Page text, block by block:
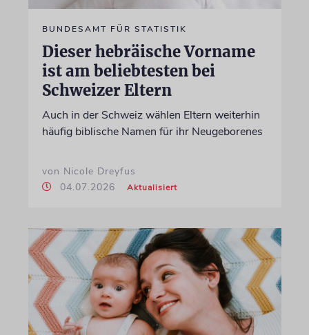
BUNDESAMT FÜR STATISTIK
Dieser hebräische Vorname
ist am beliebtesten bei
Schweizer Eltern
Auch in der Schweiz wählen Eltern weiterhin
häufig biblische Namen für ihr Neugeborenes
von Nicole Dreyfus
04.07.2026
Aktualisiert